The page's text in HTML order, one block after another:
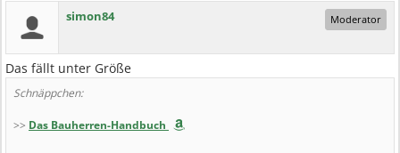
simon84 Moderator
Das fällt unter Größe
Schnäppchen:
>> Das Bauherren-Handbuch